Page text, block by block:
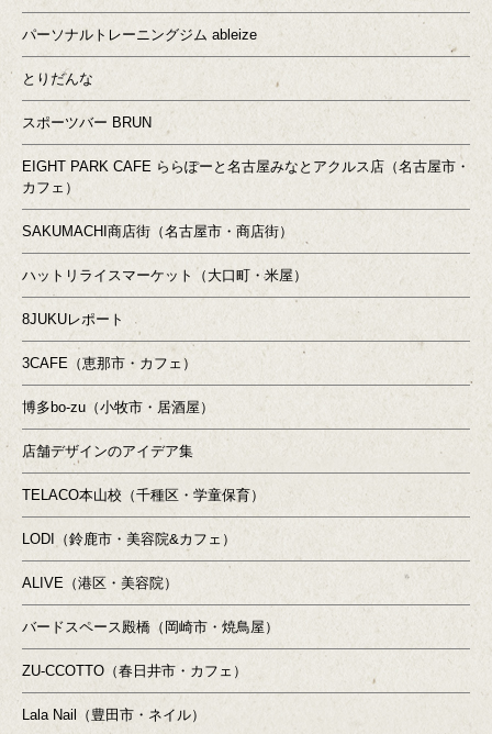
パーソナルトレーニングジム ableize
とりだんな
スポーツバー BRUN
EIGHT PARK CAFE ららぽーと名古屋みなとアクルス店（名古屋市・
カフェ）
SAKUMACHI商店街（名古屋市・商店街）
ハットリライスマーケット（大口町・米屋）
8JUKUレポート
3CAFE（恵那市・カフェ）
博多bo-zu（小牧市・居酒屋）
店舗デザインのアイデア集
TELACO本山校（千種区・学童保育）
LODI（鈴鹿市・美容院&カフェ）
ALIVE（港区・美容院）
バードスペース殿橋（岡崎市・焼鳥屋）
ZU-CCOTTO（春日井市・カフェ）
Lala Nail（豊田市・ネイル）